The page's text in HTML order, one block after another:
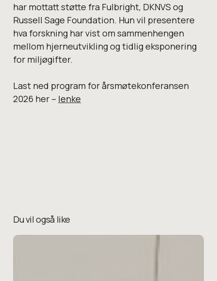
har mottatt støtte fra Fulbright, DKNVS og
Russell Sage Foundation. Hun vil presentere
hva forskning har vist om sammenhengen
mellom hjerneutvikling og tidlig eksponering
for miljøgifter.
Last ned program for årsmøtekonferansen
2026 her – lenke
Du vil også like
Reportasje